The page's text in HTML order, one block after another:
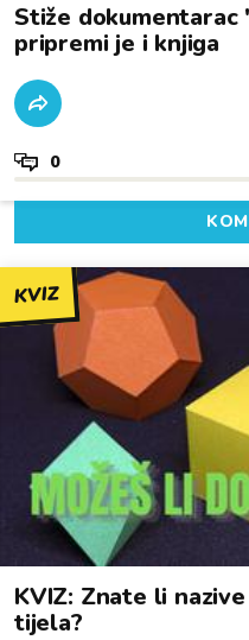
Stiže
pripremi je i knjiga
0
KVIZ
KVIZ: Znate li
tijela?